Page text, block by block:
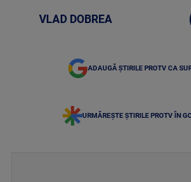
VLAD DOBREA
ADAUGĂ ȘTIRILE PROTV CA
URMĂREȘTE ȘTIRILE PROTV ÎN